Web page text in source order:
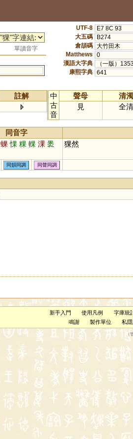
單讀音字
UTF-8
E7 8C 93
大五碼
B274
倉頡碼 大竹田木
Matthews
0
漢語大字典
（一版）
康熙字典 641
註解
中
古
音
聲母 清濁
見
全清
同音字
蜾 惈 粿 輠 淉 褁
猓然
同韻同調 同聲同調
新手入門 使用凡例 字庫統
鳴謝
製作單位 私
（